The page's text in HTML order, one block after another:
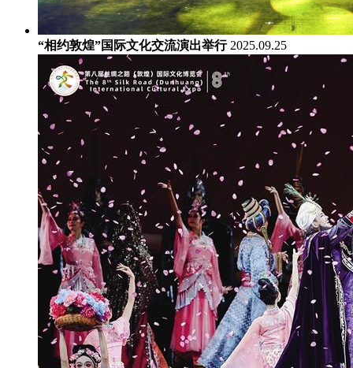
“相约敦煌”国际文化交流演出举行 2025.09.25